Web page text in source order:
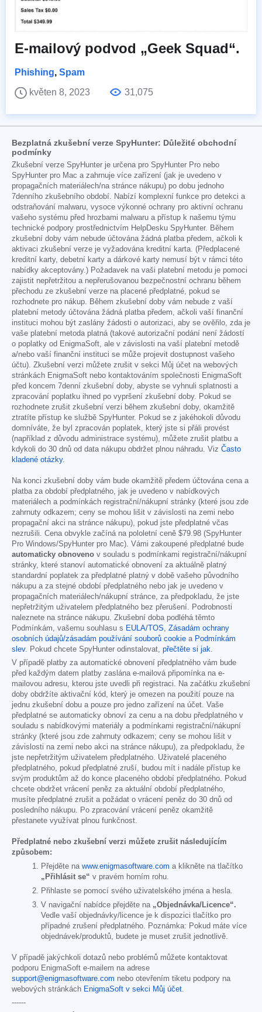
E-mailový podvod „Geek Squad“.
Phishing, Spam
květen 8, 2023
31,075
Bezplatná zkušební verze SpyHunter: Důležité obchodní
podmínky
Zkušební verze SpyHunter je určena pro SpyHunter Pro nebo
SpyHunter pro Mac a zahrnuje více zařízení (jak je uvedeno v
propagačních materiálech/na stránce nákupu) po dobu jednoho
7denního zkušebního období. Nabízí komplexní funkce pro detekci a
odstraňování malwaru, vysoce výkonné ochrany pro aktivní ochranu
vašeho systému před hrozbami malwaru a přístup k našemu týmu
technické podpory prostřednictvím HelpDesku SpyHunter. Během
zkušební doby vám nebude účtována žádná platba předem, ačkoli k
aktivaci zkušební verze je vyžadována kreditní karta. (Předplacené
kreditní karty, debetní karty a dárkové karty nemusí být v rámci této
nabídky akceptovány.) Požadavek na vaši platební metodu je pomoci
zajistit nepřetržitou a nepřerušovanou bezpečnostní ochranu během
přechodu ze zkušební verze na placené předplatné, pokud se
rozhodnete pro nákup. Během zkušební doby vám nebude z vaší
platební metody účtována žádná platba předem, ačkoli vaší finanční
instituci mohou být zaslány žádosti o autorizaci, aby se ověřilo, zda je
vaše platební metoda platná (takové autorizační podání není žádostí
o poplatky od EnigmaSoft, ale v závislosti na vaší platební metodě
a/nebo vaší finanční instituci se může projevit dostupnost vašeho
účtu). Zkušební verzi můžete zrušit v sekci Můj účet na webových
stránkách EnigmaSoft nebo kontaktováním společnosti EnigmaSoft
před koncem 7denní zkušební doby, abyste se vyhnuli splatnosti a
zpracování poplatku ihned po vypršení zkušební doby. Pokud se
rozhodnete zrušit zkušební verzi během zkušební doby, okamžitě
ztratíte přístup ke službě SpyHunter. Pokud se z jakéhokoli důvodu
domníváte, že byl zpracován poplatek, který jste si přáli provést
(například z důvodu administrace systému), můžete zrušit platbu a
kdykoli do 30 dnů od data nákupu obdržet plnou náhradu. Viz Často
kladené otázky.
Na konci zkušební doby vám bude okamžitě předem účtována cena a
platba za období předplatného, jak je uvedeno v nabídkových
materiálech a podmínkách registrační/nákupní stránky (které jsou zde
zahrnuty odkazem; ceny se mohou lišit v závislosti na zemi nebo
propagační akci na stránce nákupu), pokud jste předplatné včas
nezrušili. Cena obvykle začíná na pololetní ceně $79.98 (SpyHunter
Pro Windows/SpyHunter pro Mac). Vámi zakoupené předplatné bude
automaticky obnoveno v souladu s podmínkami registrační/nákupní
stránky, které stanoví automatické obnovení za aktuálně platný
standardní poplatek za předplatné platný v době vašeho původního
nákupu a za stejné období předplatného nebo jak je uvedeno v
propagačních materiálech/nákupní stránce, za předpokladu, že jste
nepřetržitým uživatelem předplatného bez přerušení. Podrobnosti
naleznete na stránce nákupu. Zkušební doba podléhá těmto
Podmínkám, vašemu souhlasu s EULA/TOS
Zásadám ochrany
osobních údajů/zásadám používání souborů cookie a Podmínkám
slev. Pokud chcete SpyHunter odinstalovat, přečtěte si jak
V případě platby za automatické obnovení předplatného vám bude
před každým datem platby zaslána e-mailová připomínka na e-
mailovou adresu, kterou jste uvedli při registraci. Na začátku zkušební
doby obdržíte aktivační kód, který je omezen na použití pouze na
jednu zkušební dobu a pouze pro jedno zařízení na účet. Vaše
předplatné se automaticky obnoví za cenu a na dobu předplatného v
souladu s nabídkovými materiály a podmínkami registrační/nákupní
stránky (které jsou zde zahrnuty odkazem; ceny se mohou lišit v
závislosti na zemi nebo akci na stránce nákupu), za předpokladu, že
jste nepřetržitým uživatelem předplatného. Uživatelé placeného
předplatného, pokud předplatné zruší, budou mít i nadále přístup ke
svým produktům až do konce placeného období předplatného. Pokud
chcete obdržet vrácení peněz za aktuální období předplatného,
musíte předplatné zrušit a požádat o vrácení peněz do 30 dnů od
posledního nákupu. Po zpracování vrácení peněz okamžitě
přestanete využívat plnou funkčnost.
Předplatné nebo zkušební verzi můžete zrušit následujícím
způsobem:
Přejděte na www.enigmasoftware.com a klikněte na tlačítko
„Přihlásit se“ v pravém horním rohu.
Přihlaste se pomocí svého uživatelského jména a hesla.
V navigační nabídce přejděte na „Objednávka/Licence“.
Vedle vaší objednávky/licence je k dispozici tlačítko pro
případné zrušení předplatného. Poznámka: Pokud máte více
objednávek/produktů, budete je muset zrušit jednotlivě.
V případě jakýchkoli dotazů nebo problémů můžete kontaktovat
podporu EnigmaSoft e-mailem na adrese
support@enigmasoftware.com nebo otevřením tiketu podpory na
webových stránkách EnigmaSoft v sekci Můj účet.
------